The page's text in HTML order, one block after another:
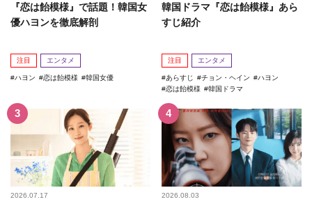
『恋は飴模様』で話題！韓国女
優ハヨンを徹底解剖
注目 エンタメ
ハヨン 恋は飴模様 韓国女優
韓国ドラマ『恋は飴模様』あら
すじ紹介
注目 エンタメ
あらすじ チョン・ヘイン
ハヨン
恋は飴模様
韓国ドラマ
2026.07.17 2026.08.03